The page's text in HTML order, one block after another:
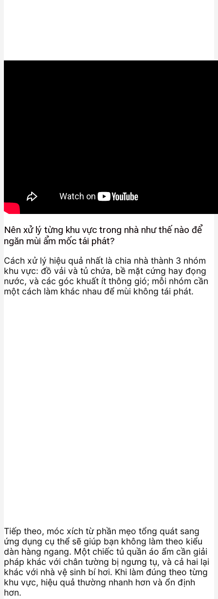
Nên xử lý từng khu vực trong nhà như thế nào để
ngăn mùi ẩm mốc tái phát?
Cách xử lý hiệu quả nhất là chia nhà thành 3 nhóm
khu vực: đồ vải và tủ chứa, bề mặt cứng hay đọng
nước, và các góc khuất ít thông gió; mỗi nhóm cần
một cách làm khác nhau để mùi không tái phát.
Tiếp theo, móc xích từ phần mẹo tổng quát sang
ứng dụng cụ thể sẽ giúp bạn không làm theo kiểu
dàn hàng ngang. Một chiếc tủ quần áo ẩm cần giải
pháp khác với chân tường bị ngưng tụ, và cả hai lại
khác với nhà vệ sinh bí hơi. Khi làm đúng theo từng
khu vực, hiệu quả thường nhanh hơn và ổn định
hơn.